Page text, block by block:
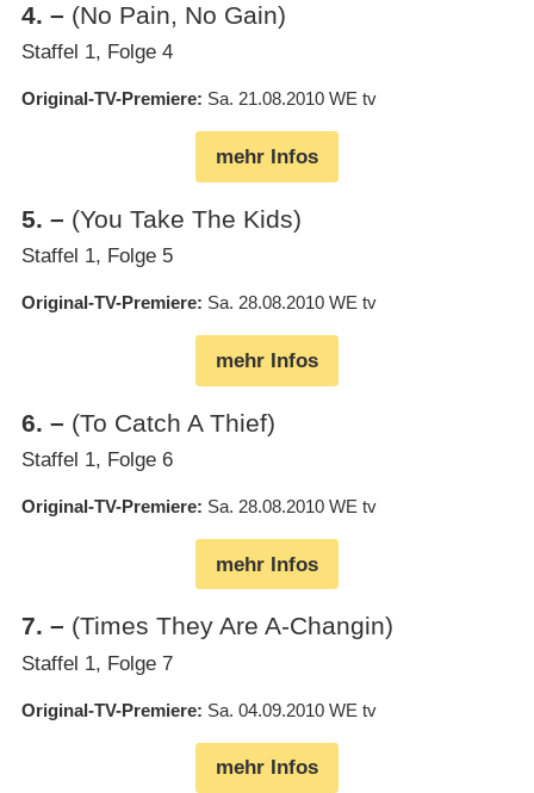
4. – (No Pain, No Gain)
Staffel 1, Folge 4
Original-TV-Premiere Sa. 21.08.2010 WE tv
mehr Infos
5. – (You Take The Kids)
Staffel 1, Folge 5
Original-TV-Premiere Sa. 28.08.2010 WE tv
mehr Infos
6. – (To Catch A Thief)
Staffel 1, Folge 6
Original-TV-Premiere Sa. 28.08.2010 WE tv
mehr Infos
7. – (Times They Are A-Changin)
Staffel 1, Folge 7
Original-TV-Premiere Sa. 04.09.2010 WE tv
mehr Infos